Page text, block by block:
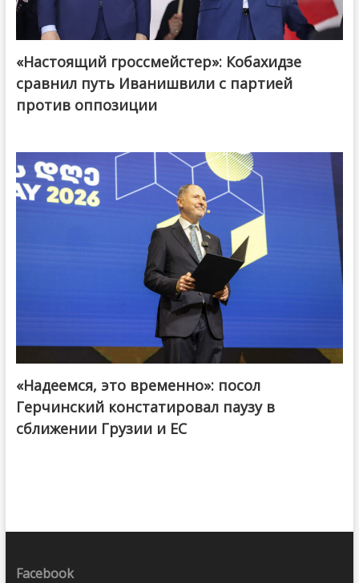
@ქართული ოცნება / Georgian Dream
«Настоящий гроссмейстер»: Кобахидзе
сравнил путь Иванишвили с партией
против оппозиции
«Надеемся, это временно»: посол
Герчинский констатировал паузу в
сближении Грузии и ЕС
Facebook